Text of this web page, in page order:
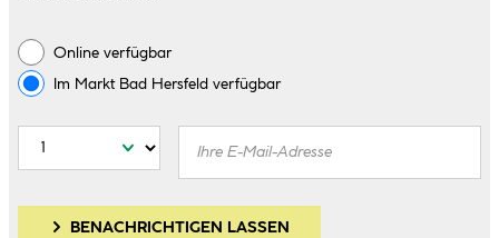
Online verfügbar
Im Markt Bad Hersfeld verfügbar
BENACHRICHTIGEN LASSEN